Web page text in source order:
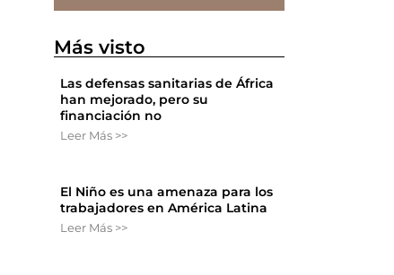
Más visto
Las defensas sanitarias de África
han mejorado, pero su
financiación no
Leer Más >>
El Niño es una amenaza para los
trabajadores en América Latina
Leer Más >>